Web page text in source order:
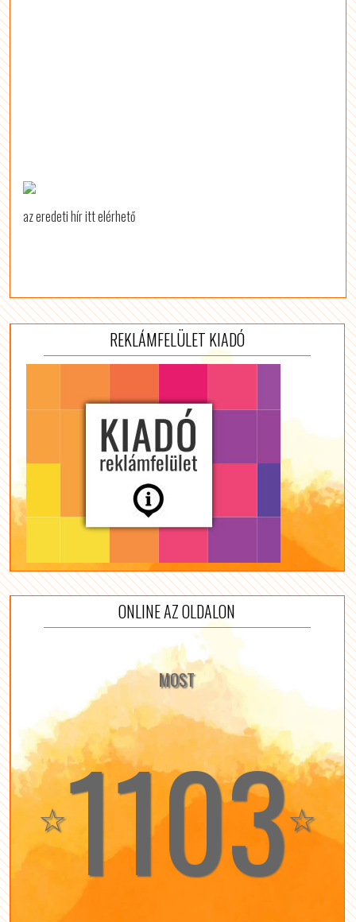
az eredeti hír itt elérhető
REKLÁMFELÜLET KIADÓ
ONLINE AZ OLDALON
MOST
☆1103☆